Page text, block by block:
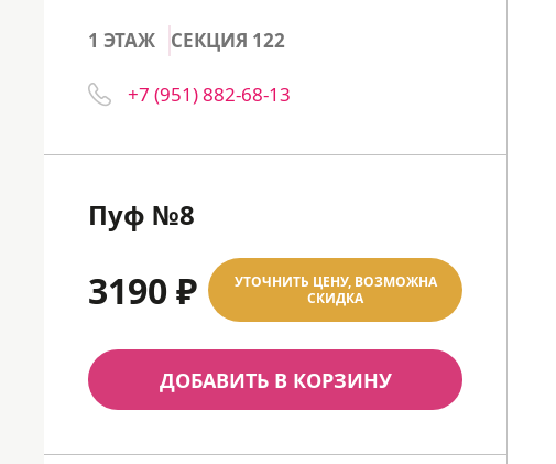
1 ЭТАЖ СЕКЦИЯ 122
+7 (951) 882-68-13
Пуф №8
3190 ₽
УТОЧНИТЬ ЦЕНУ, ВОЗМОЖНА
СКИДКА
ДОБАВИТЬ В КОРЗИНУ